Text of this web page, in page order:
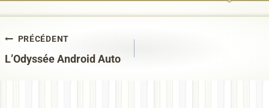
Navigation
PRÉCÉDENT
L’Odyssée Android Auto